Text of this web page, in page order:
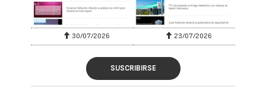
30/07/2026 23/07/2026
SUSCRIBIRSE